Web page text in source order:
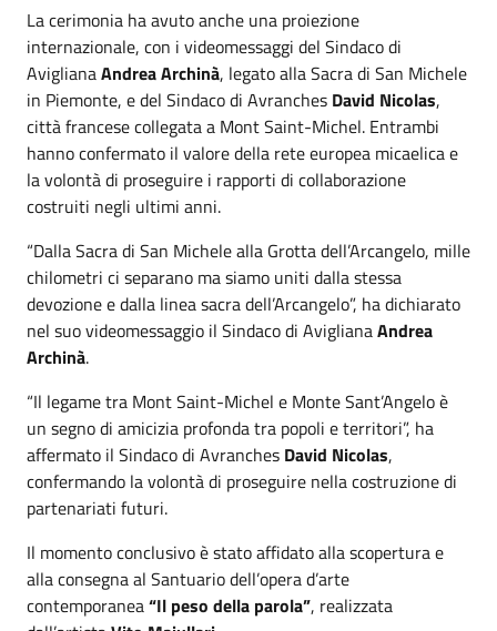
La cerimonia ha avuto anche una proiezione
internazionale, con i videomessaggi del Sindaco di
AviglianaAndrea Archinà, legato alla Sacra di San Michele
in Piemonte, e del Sindaco di Avranches David Nicolas,
città francese collegata a Mont Saint-Michel. Entrambi
hanno confermato il valore della rete europea micaelica e
la volontà di proseguire i rapporti di collaborazione
costruiti negli ultimi anni.
“Dalla Sacra di San Michele alla Grotta dell’Arcangelo, mille
chilometri ci separano ma siamo uniti dalla stessa
devozione e dalla linea sacra dell’Arcangelo”, ha dichiarato
nel suo videomessaggio il Sindaco di AviglianaAndrea
Archinà.
“Il legame tra Mont Saint-Michel e Monte Sant’Angelo è
un segno di amicizia profonda tra popoli e territori”, ha
affermato il Sindaco di Avranches David Nicolas,
confermando la volontà di proseguire nella costruzione di
partenariati futuri.
Il momento conclusivo è stato affidato alla scopertura e
alla consegna al Santuario dell’opera d’arte
contemporanea“Il peso della parola”, realizzata